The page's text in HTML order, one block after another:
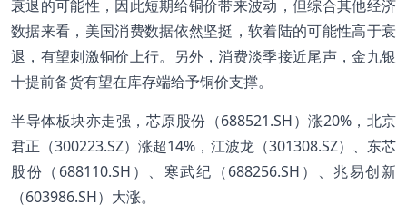
衰退的可能性，因此短期给铜价带来波动，但综合其他经济
数据来看，美国消费数据依然坚挺，软着陆的可能性高于衰
退，有望刺激铜价上行。另外，消费淡季接近尾声，金九银
十提前备货有望在库存端给予铜价支撑。
半导体板块亦走强，芯原股份（688521.SH）涨20%，北京
君正（300223.SZ）涨超14%，江波龙（301308.SZ）、东芯
股份（688110.SH）、寒武纪（688256.SH）、兆易创新
（603986.SH）大涨。